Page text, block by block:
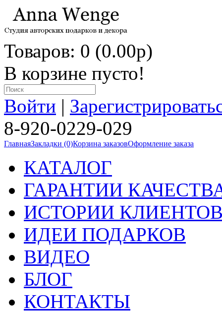
Товаров: 0 (0.00p)
В корзине пусто!
Войти |
8-920-0229-029
ГлавнаяЗакладки (0)Корзина заказовОформление заказа
КАТАЛОГ
ГАРАНТИИ
ИСТОРИИ
ИДЕИ ПОДАРКОВ
ВИДЕО
БЛОГ
КОНТАКТЫ